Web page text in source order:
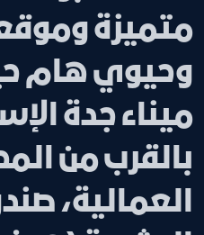
متميزة
وحيوي هام
ميناء جدة
بالقرب من
العمالية،